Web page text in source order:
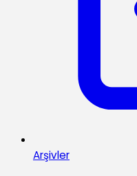
Arşivler